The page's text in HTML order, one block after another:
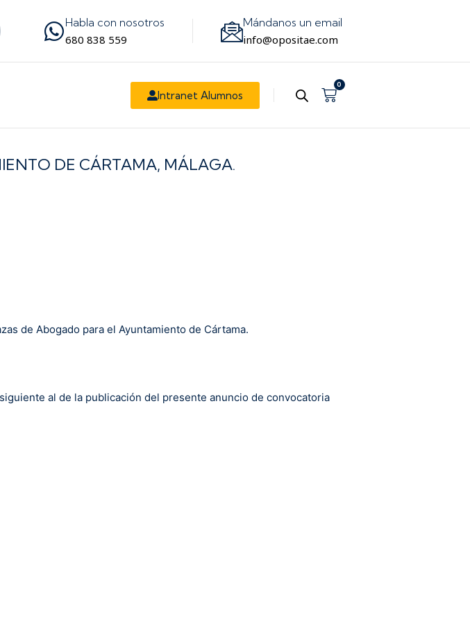
en Facebook
en Instagram
Habla con nosotros
680 838 559
Mándanos un email
info@opositae.com
Intranet Alumnos
0
Carrito
DE CÁRTAMA, MÁLAGA.
de Abogado para el Ayuntamiento de Cártama.
al de la publicación del presente anuncio de convocatoria